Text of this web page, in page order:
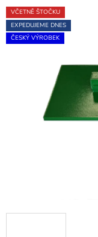
produktu
je
5,0
VČETNĚ ŠTOČKU
EXPEDUJEME DNES
ČESKÝ VÝROBEK